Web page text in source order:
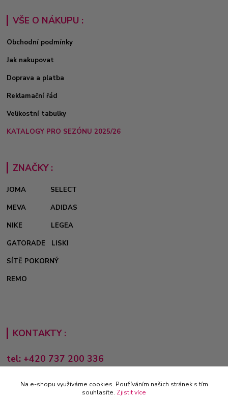
VŠE O NÁKUPU :
Obchodní podmínky
Jak nakupovat
Doprava a platba
Reklamační řád
Velikostní tabulky
KATALOGY PRO SEZÓNU 2025/26
ZNAČKY :
JOMA
SELECT
MEVA
ADIDAS
NIKE
LEGEA
GATORADE
LISKI
SÍTĚ POKORNÝ
REMO
KONTAKTY :
tel: +420 737 200 336
Pondělí-Pátek: 8 - 17 hodin
obchod@e-sporting.cz
Na e-shopu využíváme cookies. Používáním našich stránek s tím
souhlasíte. Zjistit více